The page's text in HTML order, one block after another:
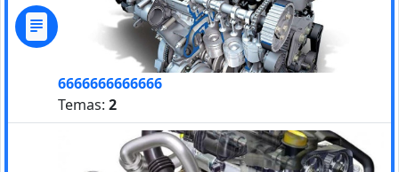
6666666666666
Temas: 2